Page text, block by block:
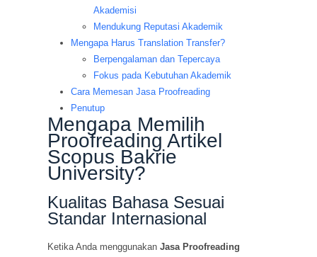
Akademisi
Mendukung Reputasi Akademik
Mengapa Harus Translation Transfer?
Berpengalaman dan Tepercaya
Fokus pada Kebutuhan Akademik
Cara Memesan Jasa Proofreading
Penutup
Mengapa Memilih
Proofreading Artikel
Scopus Bakrie
University?
Kualitas Bahasa Sesuai
Standar Internasional
Ketika Anda menggunakanJasa Proofreading